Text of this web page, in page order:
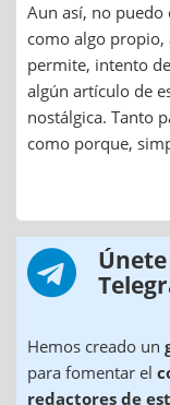
Aun así, no
como algo
permite, intento
algún artículo de
nostálgica. Tanto
como porque,
Hemos creado un
para fomentar el
redactores de